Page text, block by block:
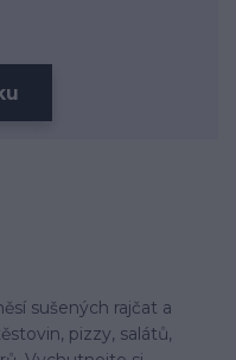
sušených rajčat a
pizzy, salátů,